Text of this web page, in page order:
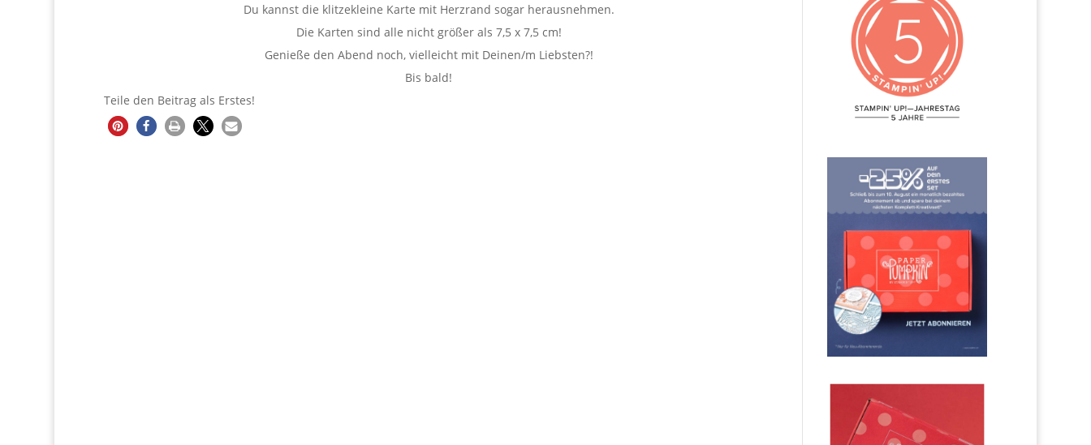
Du kannst die klitzekleine Karte mit Herzrand sogar herausnehmen.
Die Karten sind alle nicht größer als 7,5 x 7,5 cm!
Genieße den Abend noch, vielleicht mit Deinen/m Liebsten?!
Bis bald!
Teile den Beitrag als Erstes!